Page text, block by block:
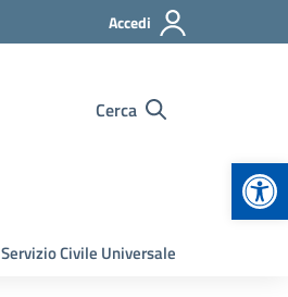
Accedi
Cerca
Servizio Civile Universale